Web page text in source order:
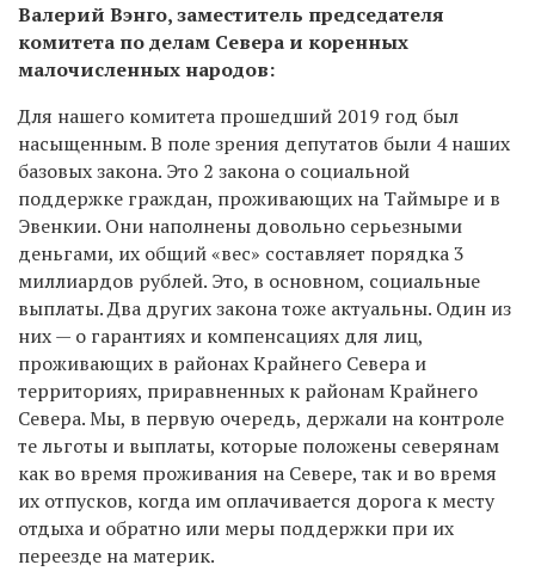
Валерий Вэнго, заместитель председателя
комитета по делам Севера и коренных
малочисленных народов:
Для нашего комитета прошедший 2019 год был
насыщенным. В поле зрения депутатов были 4 наших
базовых закона. Это 2 закона о социальной
поддержке граждан, проживающих на Таймыре и в
Эвенкии. Они наполнены довольно серьезными
деньгами, их общий «вес» составляет порядка 3
миллиардов рублей. Это, в основном, социальные
выплаты. Два других закона тоже актуальны. Один из
них — о гарантиях и компенсациях для лиц,
проживающих в районах Крайнего Севера и
территориях, приравненных к районам Крайнего
Севера. Мы, в первую очередь, держали на контроле
те льготы и выплаты, которые положены северянам
как во время проживания на Севере, так и во время
их отпусков, когда им оплачивается дорога к месту
отдыха и обратно или меры поддержки при их
переезде на материк.